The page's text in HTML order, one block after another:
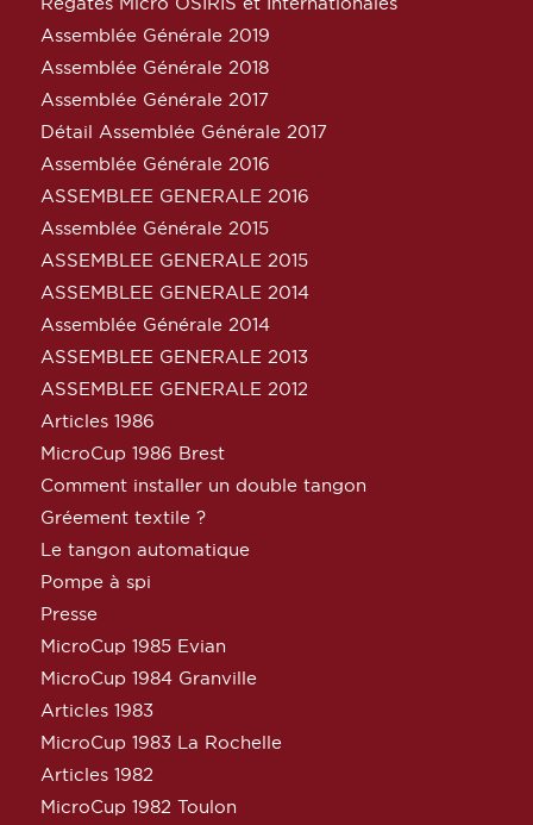
Assemblée Générale 2019
Assemblée Générale 2018
Assemblée Générale 2017
Détail Assemblée Générale 2017
Assemblée Générale 2016
ASSEMBLEE GENERALE 2016
Assemblée Générale 2015
ASSEMBLEE GENERALE 2015
ASSEMBLEE GENERALE 2014
Assemblée Générale 2014
ASSEMBLEE GENERALE 2013
ASSEMBLEE GENERALE 2012
Articles 1986
MicroCup 1986 Brest
Comment installer un double tangon
Gréement textile ?
Le tangon automatique
Pompe à spi
Presse
MicroCup 1985 Evian
MicroCup 1984 Granville
Articles 1983
MicroCup 1983 La Rochelle
Articles 1982
MicroCup 1982 Toulon